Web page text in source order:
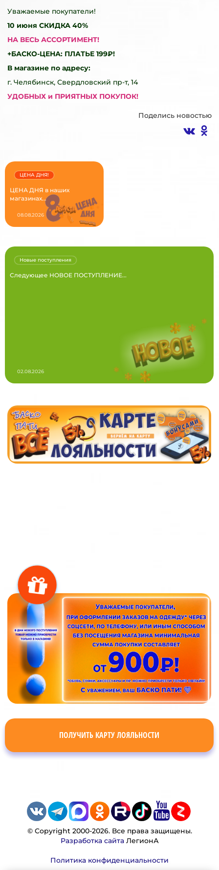
Уважаемые покупатели!
10 июня СКИДКА 40%
НА ВЕСЬ АССОРТИМЕНТ!
+БАСКО-ЦЕНА: ПЛАТЬЕ 199₽!
В магазине по адресу:
г. Челябинск, Свердловский пр-т, 14
УДОБНЫХ и ПРИЯТНЫХ ПОКУПОК!
Поделись новостью
ЦЕНА ДНЯ в наших
магазинах...
ЦЕНА ДНЯ!
08.08.2026
Следующее НОВОЕ ПОСТУПЛЕНИЕ...
Новые поступления
02.08.2026
ПОЛУЧИТЬ КАРТУ ЛОЯЛЬНОСТИ
© Copyright 2000-2026. Все права защищены.
Разработка сайтаЛегионА
Политика конфиденциальности